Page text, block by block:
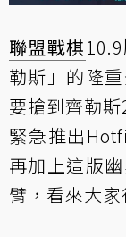
聯盟戰棋
勒斯」的隆
要搶到齊勒
緊急推出
再加上這版
臂，看來大